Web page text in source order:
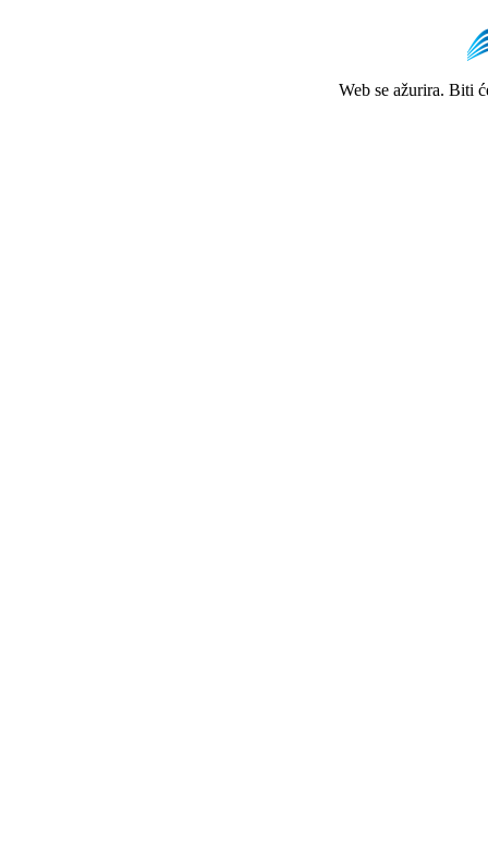
Web se ažurira. Biti